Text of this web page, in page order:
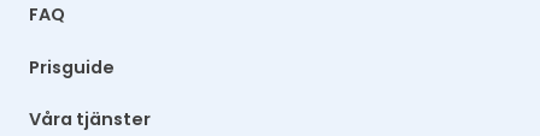
FAQ
Prisguide
Våra tjänster